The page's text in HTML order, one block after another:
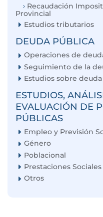
Recaudación
Provincial
Estudios tributarios
DEUDA PÚBLICA
Operaciones de
Seguimiento de la
Estudios sobre
ESTUDIOS,
EVALUACIÓN DE
PÚBLICAS
Empleo y Previsión
Género
Poblacional
Prestaciones Sociales
Otros